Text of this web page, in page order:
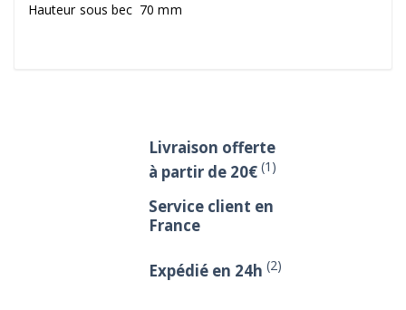
Hauteur sous bec 70 mm
Livraison offerte
à partir de 20€ (1)
Service client en
France
Expédié en 24h (2)